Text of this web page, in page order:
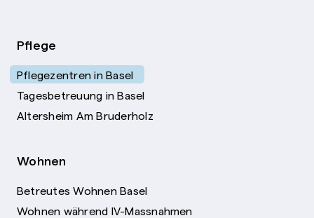
Pflege
Pflegezentren in Basel
Tagesbetreuung in Basel
Altersheim Am Bruderholz
Wohnen
Betreutes Wohnen Basel
Wohnen während IV-Massnahmen